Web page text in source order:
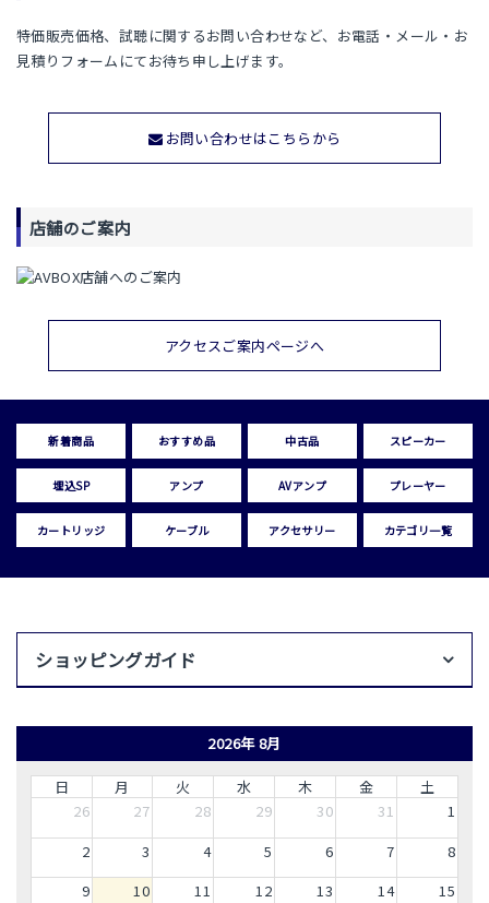
特価販売価格、試聴に関するお問い合わせなど、お電話・メール・お
見積りフォームにてお待ち申し上げます。
お問い合わせはこちらから
店舗のご案内
アクセスご案内ページへ
新着商品 おすすめ品 中古品 スピーカー
埋込SP アンプ AVアンプ プレーヤー
カートリッジ ケーブル アクセサリー カテゴリ一覧
ショッピングガイド
2026年 8月
日 月 火 水 木 金
土
26
27 28 29 30 31
1
2
3 4 5 6 7
8
9
10 11 12 13 14
15